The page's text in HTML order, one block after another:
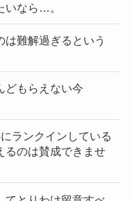
いなら…。
は難解過ぎるという
どもらえない今
ランクインしている
るのは賛成できませ